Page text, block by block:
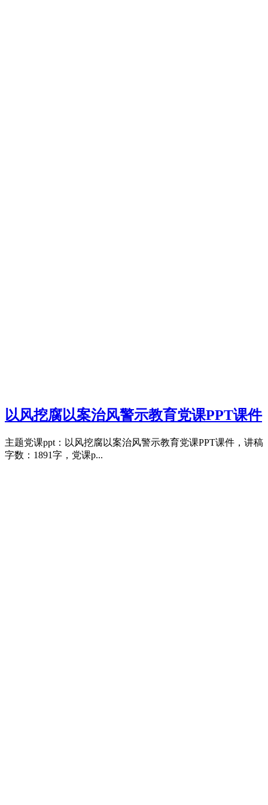
以风挖腐以案治风警示教育党课PPT课件
主题党课ppt：以风挖腐以案治风警示教育党课PPT课件，讲稿
字数：1891字，党课p...